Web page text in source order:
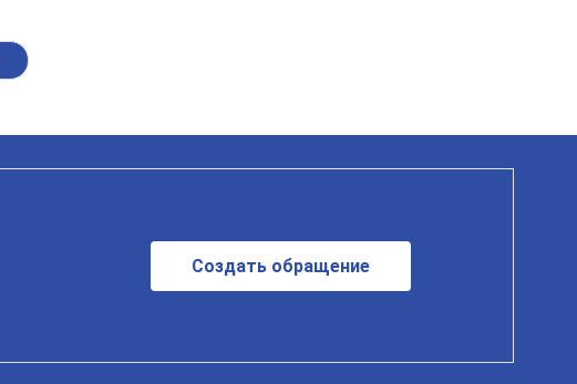
Создать обращение